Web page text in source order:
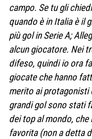
campo. Se tu gli
quando è in Italia è il
più gol in Serie A;
alcun giocatore. Nei
difeso, quindi io ora
giocate che hanno
merito ai protagonisti
grandi gol sono stati
dei top al mondo, che
favorita (non a detta